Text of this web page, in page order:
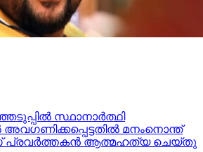
സ്ഥാനാര്‍ത്ഥി
മനംനൊന്ത്
ആത്മഹത്യ ചെയ്തു